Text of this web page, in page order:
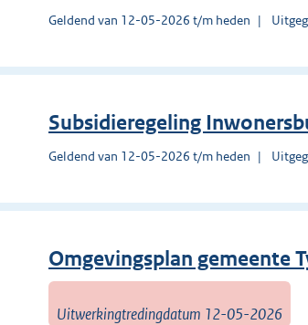
Geldend van 12-05-2026 t/m heden
Subsidieregeling
Geldend van 12-05-2026 t/m heden
Omgevingsplan gemeente
Uitwerkingtredingdatum 12-05-2026